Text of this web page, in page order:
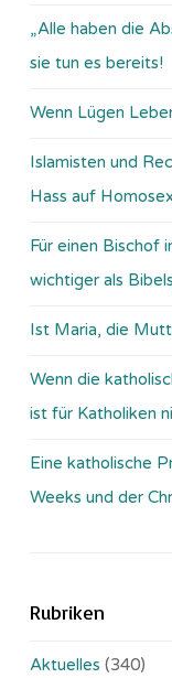
„Alle haben die
sie tun es bereits!
Wenn Lügen
Islamisten und
Hass auf
Für einen Bischof
wichtiger als
Ist Maria, die
Wenn die
ist für Katholiken
Eine katholische
Weeks und der
Rubriken
Aktuelles (340)